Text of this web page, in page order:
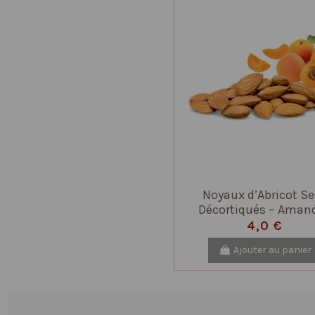
Noyaux d’Abricot
Décortiqués –
Amères Naturelles –
Pures
4,0 €
Ajouter au panier